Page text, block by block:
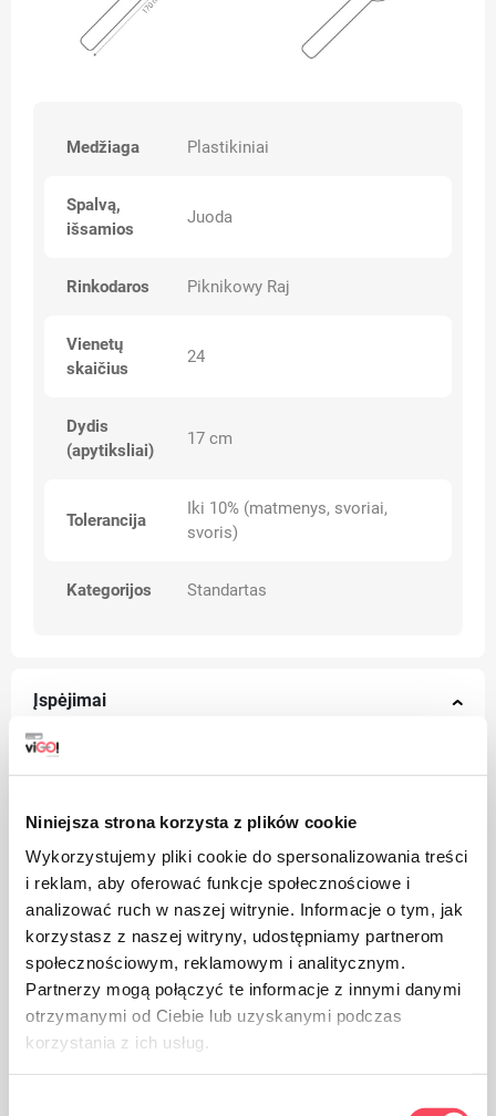
Niniejsza strona korzysta z plików cookie
Wykorzystujemy pliki cookie do spersonalizowania treści
i reklam, aby oferować funkcje społecznościowe i
analizować ruch w naszej witrynie. Informacje o tym, jak
korzystasz z naszej witryny, udostępniamy partnerom
społecznościowym, reklamowym i analitycznym.
Partnerzy mogą połączyć te informacje z innymi danymi
otrzymanymi od Ciebie lub uzyskanymi podczas
korzystania z ich usług.
Medžiaga Plastikiniai
Spalvą,
išsamios
Juoda
Rinkodaros Piknikowy Raj
Vienetų
skaičius
24
Dydis
(apytiksliai)
17 cm
Tolerancija
Iki 10% (matmenys, svoriai,
svoris)
Kategorijos Standartas
Įspėjimai